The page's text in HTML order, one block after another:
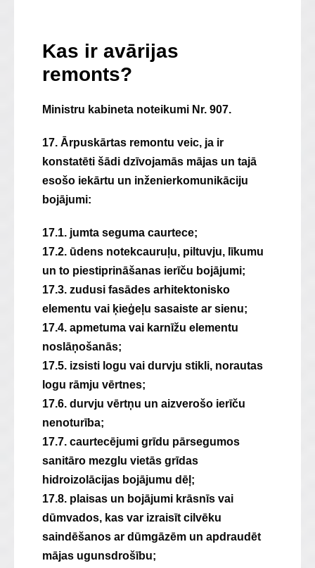
Kas ir avārijas
remonts?
Ministru kabineta noteikumi Nr. 907.
17. Ārpuskārtas remontu veic, ja ir
konstatēti šādi dzīvojamās mājas un tajā
esošo iekārtu un inženierkomunikāciju
bojājumi:
17.1. jumta seguma caurtece;
17.2. ūdens notekcauruļu, piltuvju, līkumu
un to piestiprināšanas ierīču bojājumi;
17.3. zudusi fasādes arhitektonisko
elementu vai ķieģeļu sasaiste ar sienu;
17.4. apmetuma vai karnīžu elementu
noslāņošanās;
17.5. izsisti logu vai durvju stikli, norautas
logu rāmju vērtnes;
17.6. durvju vērtņu un aizverošo ierīču
nenoturība;
17.7. caurtecējumi grīdu pārsegumos
sanitāro mezglu vietās grīdas
hidroizolācijas bojājumu dēļ;
17.8. plaisas un bojājumi krāsnīs vai
dūmvados, kas var izraisīt cilvēku
saindēšanos ar dūmgāzēm un apdraudēt
mājas ugunsdrošību;